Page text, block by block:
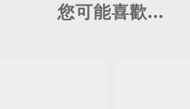
您可能喜歡...